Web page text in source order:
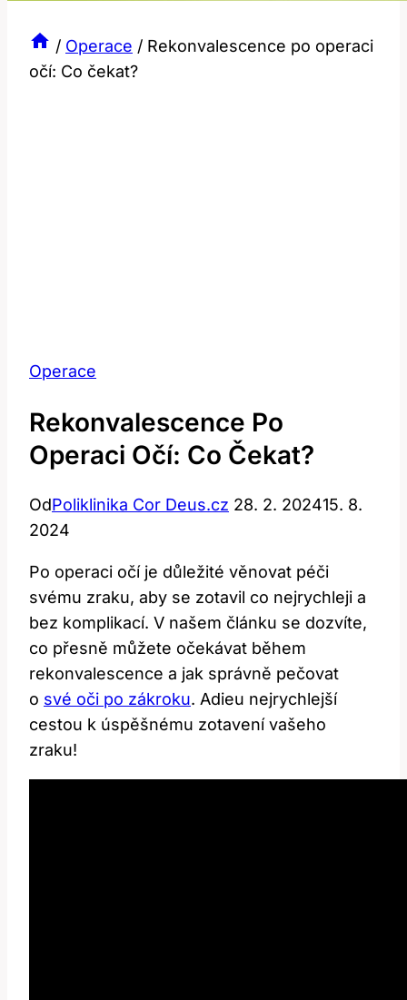
/ Operace / Rekonvalescence po operaci
očí: Co čekat?
Operace
Rekonvalescence Po
Operaci Očí: Co Čekat?
OdPoliklinika Cor Deus.cz 28. 2. 202415. 8.
2024
Po operaci očí je důležité ‌věnovat péči‍
svému zraku, aby se zotavil⁣ co nejrychleji ⁣a
⁤bez komplikací. V našem článku ‍se dozvíte,
co přesně můžete očekávat​ během
‍rekonvalescence a jak⁣ správně pečovat
‌o své oči po zákroku. Adieu nejrychlejší‍
cestou k úspěšnému zotavení vašeho
zraku!